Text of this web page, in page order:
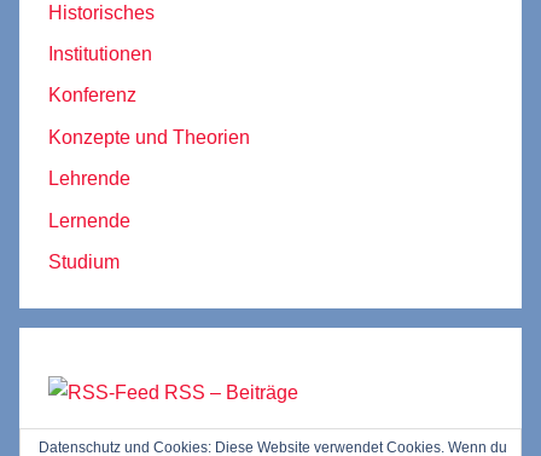
Historisches
Institutionen
Konferenz
Konzepte und Theorien
Lehrende
Lernende
Studium
RSS – Beiträge
RSS – Kommentare
Datenschutz und Cookies: Diese Website verwendet Cookies. Wenn du